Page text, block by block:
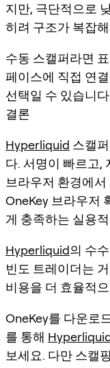
지만, 극단적으로
히려 구조가 복잡
수동 스캘퍼라면
페이스에 직접 연
선택일 수 있습니
결론
Hyperliquid 스캘
다. 서명이 빠르고,
브라우저 환경에
OneKey 브라우저
게 충족하는 실용
Hyperliquid의 수
빈도 트레이더는
비용을 더 효율적
OneKey를 다운로
를 통해
보세요. 다만 스캘